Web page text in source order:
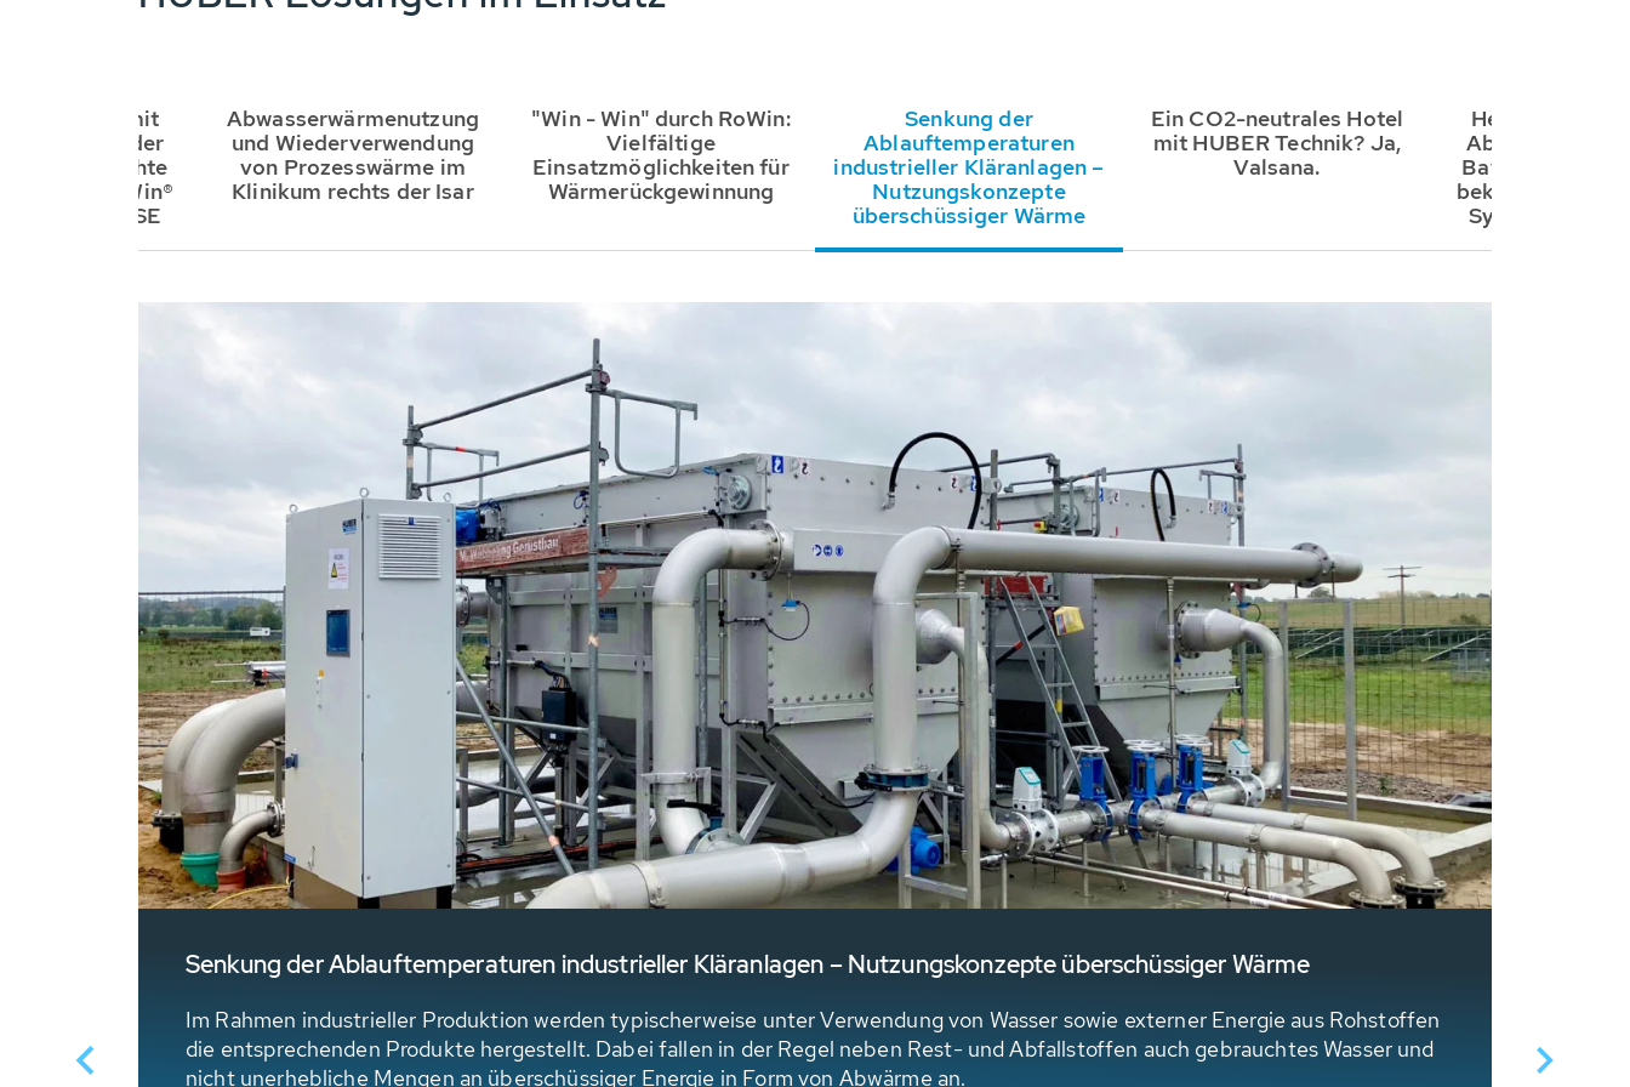
und Kühlen mit
Museum der
Geschichte
ein ThermWin®
der HUBER SE
Abwasserwärmenutzung
und Wiederverwendung
von Prozesswärme im
Klinikum rechts der Isar
"Win - Win" durch RoWin:
Vielfältige
Einsatzmöglichkeiten für
Wärmerückgewinnung
Senkung der
Ablauftemperaturen
industrieller Kläranlagen –
Nutzungskonzepte
überschüssiger Wärme
Ein CO2-neutrales Hotel
mit HUBER Technik? Ja,
Valsana.
Heizen und
Abwasser:
Bayerischen
bekommt ein
System der
Senkung der Ablauftemperaturen industrieller Kläranlagen – Nutzungskonzepte überschüssiger Wärme
Im Rahmen industrieller Produktion werden typischerweise unter Verwendung von Wasser sowie externer Energie aus Rohstoffen
die entsprechenden Produkte hergestellt. Dabei fallen in der Regel neben Rest- und Abfallstoffen auch gebrauchtes Wasser und
nicht unerhebliche Mengen an überschüssiger Energie in Form von Abwärme an.